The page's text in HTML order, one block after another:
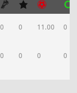
0 0 11.00 0
0 0 0 0